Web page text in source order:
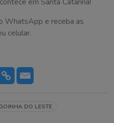
WhatsApp e receba as
celular.
DO LESTE